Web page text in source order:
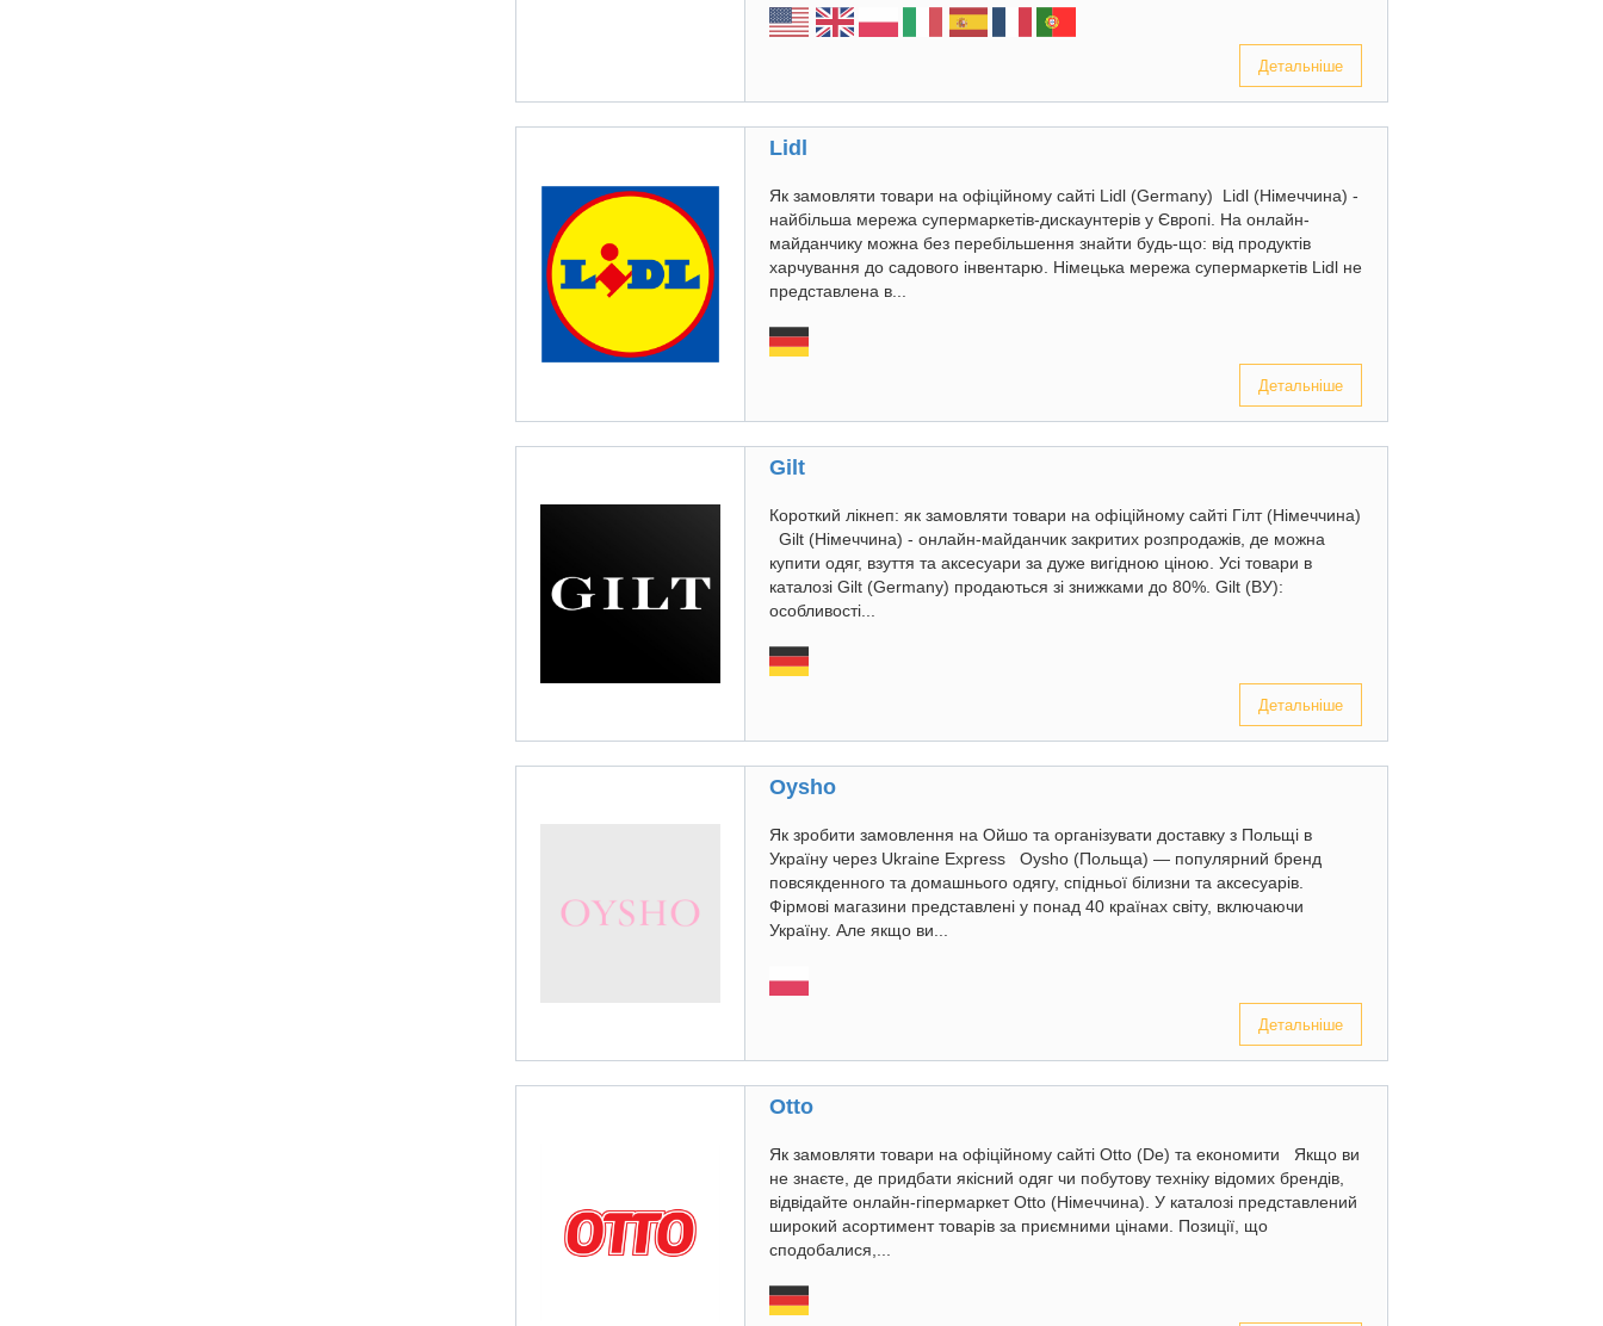
Детальніше
Lidl
Як замовляти товари на офіційному сайті Lidl (Germany) Lidl (Німеччина) -
найбільша мережа супермаркетів-дискаунтерів у Європі. На онлайн-
майданчику можна без перебільшення знайти будь-що: від продуктів
харчування до садового інвентарю. Німецька мережа супермаркетів Lidl не
представлена в...
Детальніше
Gilt
Короткий лікнеп: як замовляти товари на офіційному сайті Гілт (Німеччина)
Gilt (Німеччина) - онлайн-майданчик закритих розпродажів, де можна
купити одяг, взуття та аксесуари за дуже вигідною ціною. Усі товари в
каталозі Gilt (Germany) продаються зі знижками до 80%. Gilt (ВУ):
особливості...
Детальніше
Oysho
Як зробити замовлення на Ойшо та організувати доставку з Польщі в
Україну через Ukraine Express Oysho (Польща) — популярний бренд
повсякденного та домашнього одягу, спідньої білизни та аксесуарів.
Фірмові магазини представлені у понад 40 країнах світу, включаючи
Україну. Але якщо ви...
Детальніше
Otto
Як замовляти товари на офіційному сайті Otto (De) та економити Якщо ви
не знаєте, де придбати якісний одяг чи побутову техніку відомих брендів,
відвідайте онлайн-гіпермаркет Otto (Німеччина). У каталозі представлений
широкий асортимент товарів за приємними цінами. Позиції, що
сподобалися,...